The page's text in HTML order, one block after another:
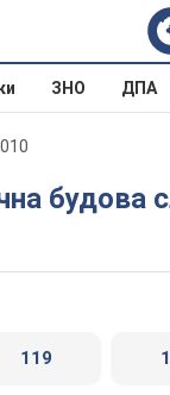
ЗНО ДПА
будова
119